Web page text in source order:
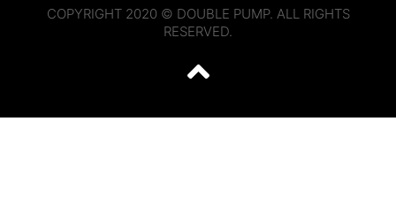
COPYRIGHT 2020 © DOUBLE PUMP. ALL RIGHTS
RESERVED.